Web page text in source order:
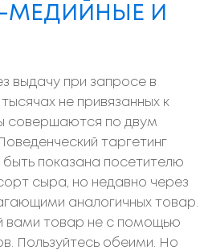
МЕДИЙНЫЕ И
выдачу при запросе в
не привязанных к
совершаются по двум
таргетинг
показана посетителю
сыра, но недавно через
аналогичных товар.
вами товар не с помощью
Пользуйтесь обеими. Но